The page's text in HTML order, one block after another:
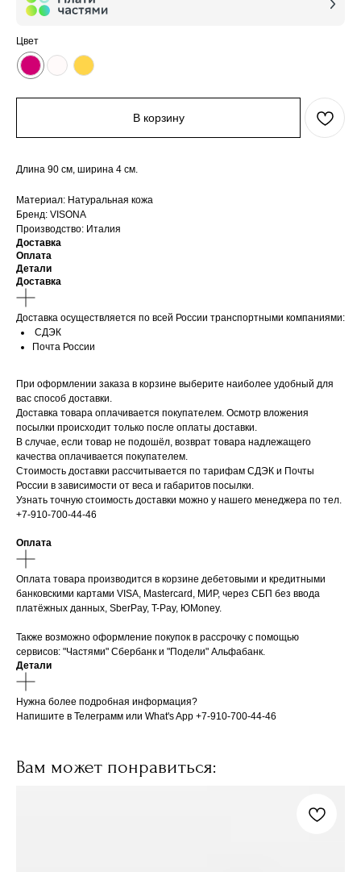
Цвет
В корзину
Длина 90 см, ширина 4 см.
Материал: Натуральная кожа
Бренд: VISONA
Производство: Италия
Доставка
Оплата
Детали
Доставка
Доставка осуществляется по всей России транспортными компаниями:
СДЭК
Почта России
При оформлении заказа в корзине выберите наиболее удобный для
вас способ доставки.
Доставка товара оплачивается покупателем. Осмотр вложения
посылки происходит только после оплаты доставки.
В случае, если товар не подошёл, возврат товара надлежащего
качества оплачивается покупателем.
Стоимость доставки рассчитывается по тарифам СДЭК и Почты
России в зависимости от веса и габаритов посылки.
Узнать точную стоимость доставки можно у нашего менеджера по тел.
+7-910-700-44-46
Оплата
Оплата товара производится в корзине дебетовыми и кредитными
банковскими картами VISA, Mastercard, МИР, через СБП без ввода
платёжных данных, SberPay, T-Pay, ЮMoney.
Также возможно оформление покупок в рассрочку с помощью
сервисов: "Частями" Сбербанк и "Подели" Альфабанк.
Детали
Нужна более подробная информация?
Напишите в Телеграмм или What's App +7-910-700-44-46
Вам может понравиться: